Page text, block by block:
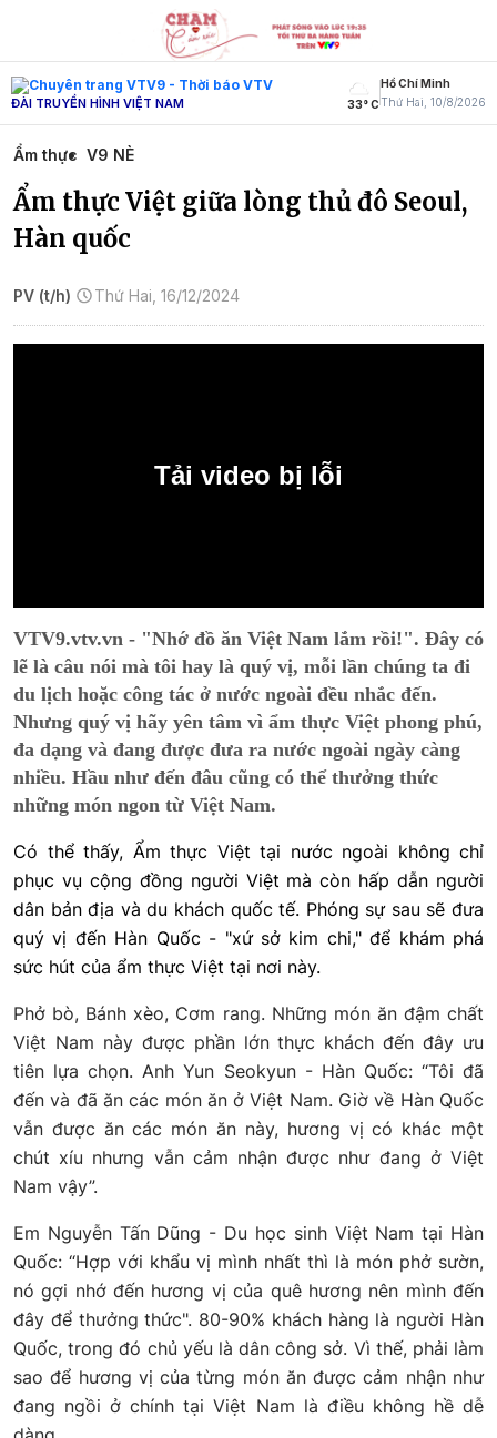
ĐÀI TRUYỀN HÌNH VIỆT NAM 33° C
Hồ Chí Minh
Thứ Hai, 10/8/2026
Ẩm thực V9 NÈ
Ẩm thực Việt giữa lòng thủ đô Seoul,
Hàn quốc
PV (t/h) Thứ Hai, 16/12/2024
Tải video bị lỗi
VTV9.vtv.vn - "Nhớ đồ ăn Việt Nam lắm rồi!". Đây có
lẽ là câu nói mà tôi hay là quý vị, mỗi lần chúng ta đi
du lịch hoặc công tác ở nước ngoài đều nhắc đến.
Nhưng quý vị hãy yên tâm vì ẩm thực Việt phong phú,
đa dạng và đang được đưa ra nước ngoài ngày càng
nhiều. Hầu như đến đâu cũng có thể thưởng thức
những món ngon từ Việt Nam.
Có thể thấy, Ẩm thực Việt tại nước ngoài không chỉ
phục vụ cộng đồng người Việt mà còn hấp dẫn người
dân bản địa và du khách quốc tế. Phóng sự sau sẽ đưa
quý vị đến Hàn Quốc - "xứ sở kim chi," để khám phá
sức hút của ẩm thực Việt tại nơi này.
Phở bò, Bánh xèo, Cơm rang. Những món ăn đậm chất
Việt Nam này được phần lớn thực khách đến đây ưu
tiên lựa chọn. Anh Yun Seokyun - Hàn Quốc: “Tôi đã
đến và đã ăn các món ăn ở Việt Nam. Giờ về Hàn Quốc
vẫn được ăn các món ăn này, hương vị có khác một
chút xíu nhưng vẫn cảm nhận được như đang ở Việt
Nam vậy”.
Em Nguyễn Tấn Dũng - Du học sinh Việt Nam tại Hàn
Quốc: “Hợp với khẩu vị mình nhất thì là món phở sườn,
nó gợi nhớ đến hương vị của quê hương nên mình đến
đây để thưởng thức". 80-90% khách hàng là người Hàn
Quốc, trong đó chủ yếu là dân công sở. Vì thế, phải làm
sao để hương vị của từng món ăn được cảm nhận như
đang ngồi ở chính tại Việt Nam là điều không hề dễ